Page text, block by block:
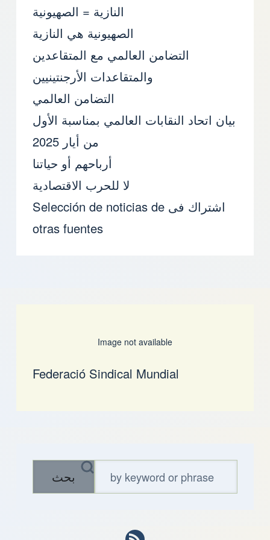
النازية = الصهيونية
الصهيونية هي النازية
التضامن العالمي مع المتقاعدين
والمتقاعدات الأرجنتينيين
التضامن العالمي
بيان اتحاد النقابات العالمي بمناسبة الأول
من أيار 2025
أرباحهم أو حياتنا
لا للحرب الاقتصادية
اشتراك فى Selección de noticias de
otras fuentes
Image not available
Federació Sindical Mundial
بحث